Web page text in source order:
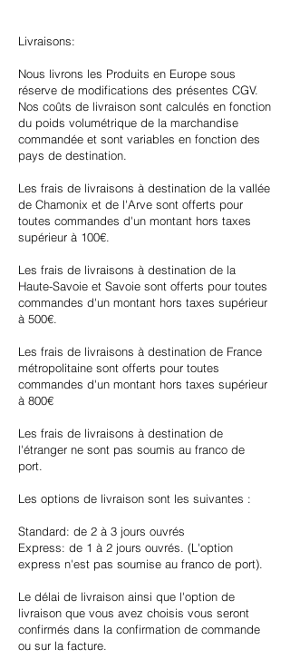
Livraisons:
Nous livrons les Produits en Europe sous
réserve de modifications des présentes CGV.
Nos coûts de livraison sont calculés en fonction
du poids volumétrique de la marchandise
commandée et sont variables en fonction des
pays de destination.
Les frais de livraisons à destination de la vallée
de Chamonix et de l'Arve sont offerts pour
toutes commandes d'un montant hors taxes
supérieur à 100€.
Les frais de livraisons à destination de la
Haute-Savoie et Savoie sont offerts pour toutes
commandes d'un montant hors taxes supérieur
à 500€.
Les frais de livraisons à destination de France
métropolitaine sont offerts pour toutes
commandes d'un montant hors taxes supérieur
à 800€
Les frais de livraisons à destination de
l'étranger ne sont pas soumis au franco de
port.
Les options de livraison sont les suivantes :
Standard: de 2 à 3 jours ouvrés
Express: de 1 à 2 jours ouvrés. (L'option
express n'est pas soumise au franco de port).
Le délai de livraison ainsi que l'option de
livraison que vous avez choisis vous seront
confirmés dans la confirmation de commande
ou sur la facture.